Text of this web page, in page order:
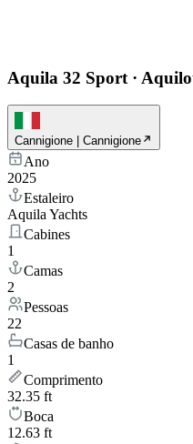
Aquila 32 Sport ·
Cannigione | Cannigione
Ano
2025
Estaleiro
Aquila Yachts
Cabines
1
Camas
2
Pessoas
22
Casas de banho
1
Comprimento
32.35 ft
Boca
12.63 ft